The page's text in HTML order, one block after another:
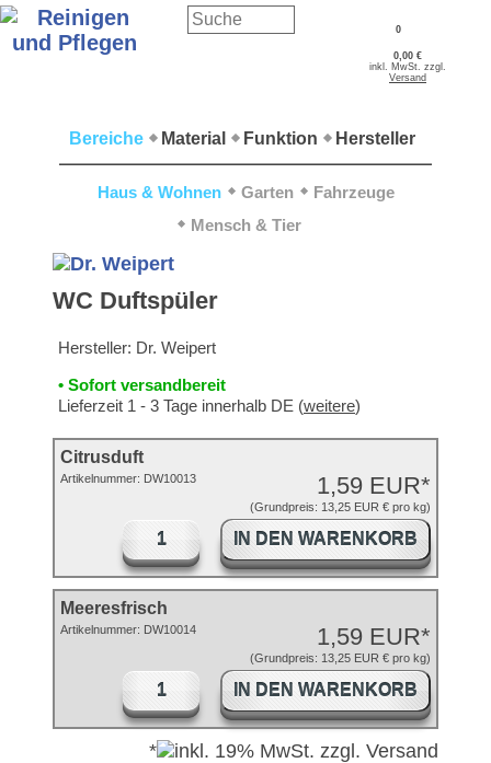
0
0,00 €
inkl. MwSt. zzgl.
Versand
Bereiche Material Funktion Hersteller
Haus & Wohnen Garten
Fahrzeuge
Mensch & Tier
WC Duftspüler
Hersteller: Dr. Weipert
• Sofort versandbereit
Lieferzeit 1 - 3 Tage innerhalb DE (weitere)
Citrusduft
1,59 EUR*
(Grundpreis: 13,25 EUR € pro kg)
Artikelnummer: DW10013
IN DEN WARENKORB
Meeresfrisch
1,59 EUR*
(Grundpreis: 13,25 EUR € pro kg)
Artikelnummer: DW10014
IN DEN WARENKORB
*